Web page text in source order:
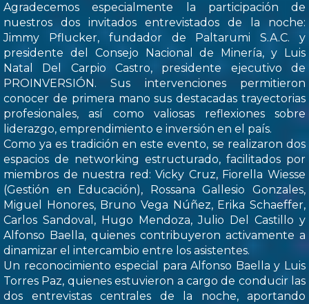
Agradecemos especialmente la participación de
nuestros dos invitados entrevistados de la noche:
Jimmy Pflucker, fundador de Paltarumi S.A.C. y
presidente del Consejo Nacional de Minería, y Luis
Natal Del Carpio Castro, presidente ejecutivo de
PROINVERSIÓN. Sus intervenciones permitieron
conocer de primera mano sus destacadas trayectorias
profesionales, así como valiosas reflexiones sobre
liderazgo, emprendimiento e inversión en el país.
Como ya es tradición en este evento, se realizaron dos
espacios de networking estructurado, facilitados por
miembros de nuestra red: Vicky Cruz, Fiorella Wiesse
(Gestión en Educación), Rossana Gallesio Gonzales,
Miguel Honores, Bruno Vega Núñez, Erika Schaeffer,
Carlos Sandoval, Hugo Mendoza, Julio Del Castillo y
Alfonso Baella, quienes contribuyeron activamente a
dinamizar el intercambio entre los asistentes.
Un reconocimiento especial para Alfonso Baella y Luis
Torres Paz, quienes estuvieron a cargo de conducir las
dos entrevistas centrales de la noche, aportando